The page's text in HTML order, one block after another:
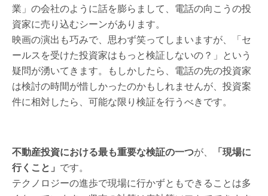
業」の会社のように話を膨らまして、電話の向こうの投
資家に売り込むシーンがあります。
映画の演出も巧みで、思わず笑ってしまいますが、「セ
ールスを受けた投資家はもっと検証しないの？」という
疑問が湧いてきます。もしかしたら、電話の先の投資家
は検討の時間が惜しかったのかもしれませんが、投資案
件に相対したら、可能な限り検証を行うべきです。
不動産投資における最も重要な検証の一つが、
「現場に
行くこと」 です。
テクノロジーの進歩で現場に行かずともできることは多